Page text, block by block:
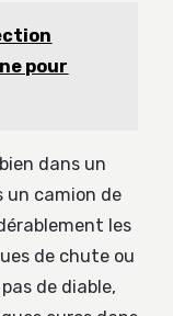
pour
dans un
un camion de
les
de chute ou
de diable,